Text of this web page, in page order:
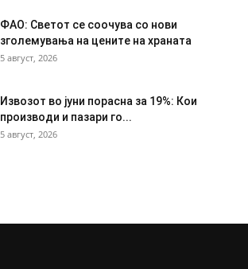
ФАО: Светот се соочува со нови
зголемувања на цените на храната
5 август, 2026
Извозот во јуни порасна за 19%: Кои
производи и пазари го...
5 август, 2026